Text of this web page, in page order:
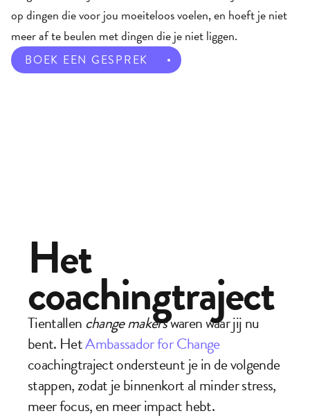
op dingen die voor jou moeiteloos voelen, en hoeft je niet
meer af te beulen met dingen die je niet liggen.
BOEK EEN GESPREK
Het
coachingtraject
Tientallen change makers waren waar jij nu
bent. Het Ambassador for Change
coachingtraject ondersteunt je in de volgende
stappen, zodat je binnenkort al minder stress,
meer focus, en meer impact hebt.